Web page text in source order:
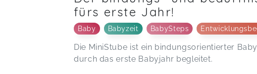
fürs erste Jahr!
Baby Babyzeit BabySteps
Die MiniStube ist ein bindungsorientierter
durch das erste Babyjahr begleitet.